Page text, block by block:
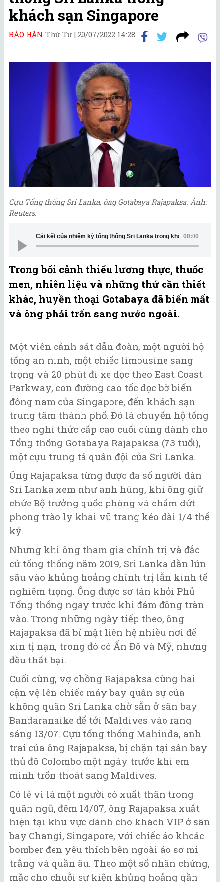
khách sạn Singapore
BẢO HÂN Thứ Tư | 20/07/2022 14:28
Cựu Tổng thống Sri Lanka, ông Gotabaya Rajapaksa. Ảnh:
Reuters.
00:00
Cái kết của nhiệm kỳ tổng thống Sri Lanka trong khách sạn
Trong bối cảnh thiếu lương thực, thuốc
men, nhiên liệu và những thứ cần thiết
khác, huyền thoại Gotabaya đã biến mất
và ông phải trốn sang nước ngoài.
Một viên cảnh sát dẫn đoàn, một người hộ
tống an ninh, một chiếc limousine sang
trọng và 20 phút đi xe dọc theo East Coast
Parkway, con đường cao tốc dọc bờ biển
đông nam của Singapore, đến khách sạn
trung tâm thành phố. Đó là chuyến hộ tống
theo nghi thức cấp cao cuối cùng dành cho
Tổng thống Gotabaya Rajapaksa (73 tuổi),
một cựu trung tá quân đội của Sri Lanka.
Ông Rajapaksa từng được đa số người dân
Sri Lanka xem như anh hùng, khi ông giữ
chức Bộ trưởng quốc phòng và chấm dứt
phong trào ly khai vũ trang kéo dài 1/4 thế
kỷ.
Nhưng khi ông tham gia chính trị và đắc
cử tổng thống năm 2019, Sri Lanka dần lún
sâu vào khủng hoảng chính trị lẫn kinh tế
nghiêm trọng. Ông được sơ tán khỏi Phủ
Tổng thống ngay trước khi đám đông tràn
vào. Trong những ngày tiếp theo, ông
Rajapaksa đã bí mật liên hệ nhiều nơi để
xin tị nạn, trong đó có Ấn Độ và Mỹ, nhưng
đều thất bại.
Cuối cùng, vợ chồng Rajapaksa cùng hai
cận vệ lên chiếc máy bay quân sự của
không quân Sri Lanka chờ sẵn ở sân bay
Bandaranaike để tới Maldives vào rạng
sáng 13/07. Cựu tổng thống Mahinda, anh
trai của ông Rajapaksa, bị chặn tại sân bay
thủ đô Colombo một ngày trước khi em
mình trốn thoát sang Maldives.
Có lẽ vì là một người có xuất thân trong
quân ngũ, đêm 14/07, ông Rajapaksa xuất
hiện tại khu vực dành cho khách VIP ở sân
bay Changi, Singapore, với chiếc áo khoác
bomber đen yêu thích bên ngoài áo sơ mi
trắng và quần âu. Theo một số nhân chứng,
mặc cho chuỗi sự kiện khủng hoảng gần